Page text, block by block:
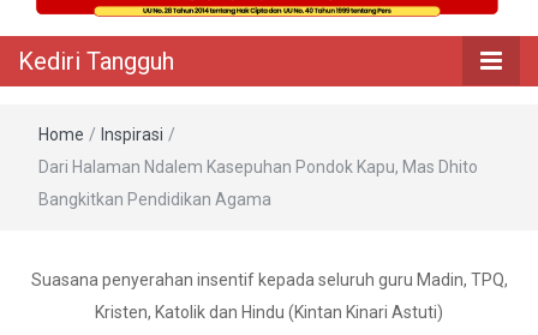
Kediri Tangguh
Home / Inspirasi /
Dari Halaman Ndalem Kasepuhan Pondok Kapu, Mas Dhito
Bangkitkan Pendidikan Agama
Suasana penyerahan insentif kepada seluruh guru Madin, TPQ,
Kristen, Katolik dan Hindu (Kintan Kinari Astuti)